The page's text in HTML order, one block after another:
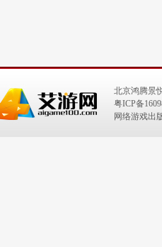
北京鸿腾景
粤ICP备
网络游戏出